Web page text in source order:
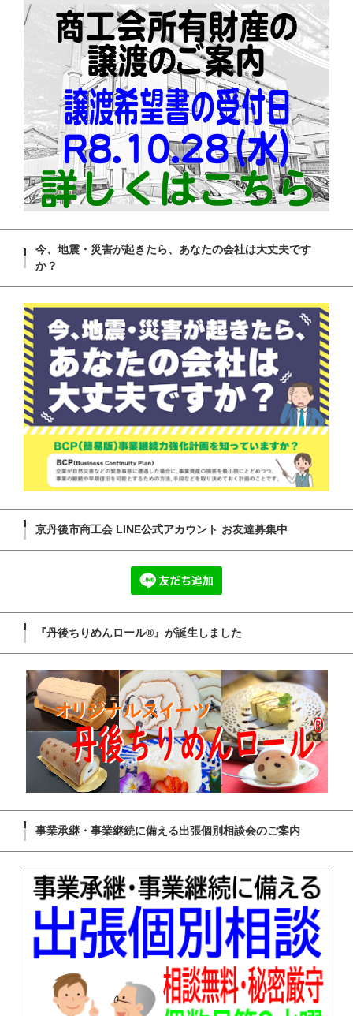
今、地震・災害が起きたら、あなたの会社は大丈夫です
か？
京丹後市商工会 LINE公式アカウント お友達募集中
『丹後ちりめんロール®』が誕生しました
事業承継・事業継続に備える出張個別相談会のご案内